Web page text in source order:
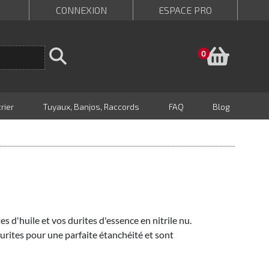
CONNEXION ESPACE PRO
0
Tuyaux, Banjos, Raccords FAQ Blog
d'huile et vos durites d'essence en nitrile nu.
pour une parfaite étanchéité et sont